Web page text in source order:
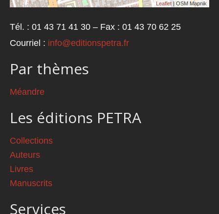
Leaflet | OSM Mapnik
Tél. : 01 43 71 41 30 – Fax : 01 43 70 62 25
Courriel : info@editionspetra.fr
Par thèmes
Méandre
Les éditions PETRA
Collections
Auteurs
Livres
Manuscrits
Services